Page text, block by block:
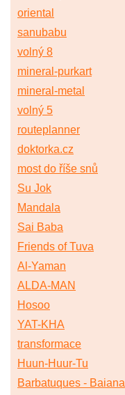
oriental
sanubabu
volný 8
mineral-purkart
mineral-metal
volný 5
routeplanner
doktorka.cz
most do říše snů
Su Jok
Mandala
Sai Baba
Friends of Tuva
Al-Yaman
ALDA-MAN
Hosoo
YAT-KHA
transformace
Huun-Huur-Tu
Barbatuques - Baiana